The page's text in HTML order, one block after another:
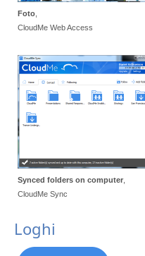
Foto
CloudMe Web Access
Synced folders on computer
CloudMe Sync
Loghi